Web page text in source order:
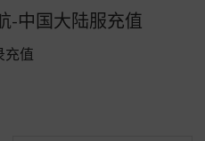
-中国大陆服充值
充值